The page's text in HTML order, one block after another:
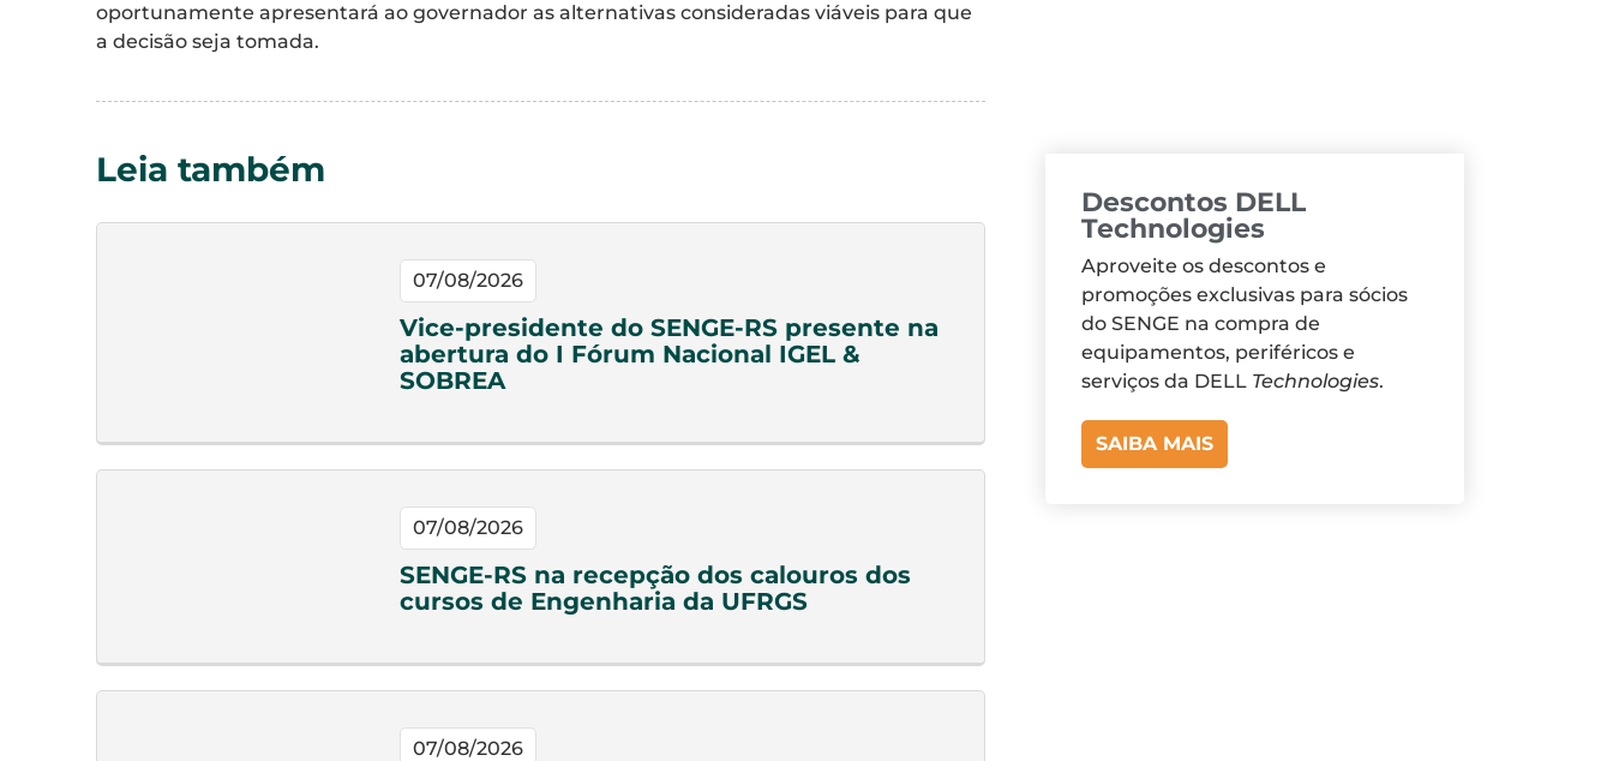
oportunamente apresentará ao governador as alternativas consideradas viáveis para que
a decisão seja tomada.
Leia também
07/08/2026
Vice-presidente do SENGE-RS presente na
abertura do I Fórum Nacional IGEL &
SOBREA
07/08/2026
SENGE-RS na recepção dos calouros dos
cursos de Engenharia da UFRGS
07/08/2026
Descontos DELL
Technologies
Aproveite os descontos e
promoções exclusivas para sócios
do SENGE na compra de
equipamentos, periféricos e
serviços da DELL Technologies.
SAIBA MAIS